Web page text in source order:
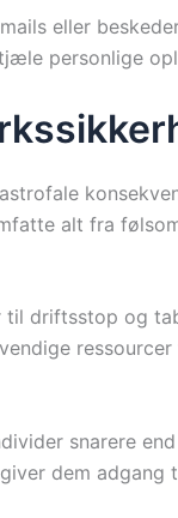
eller
personlige
alt fra
til driftsstop og
snarere end
dem